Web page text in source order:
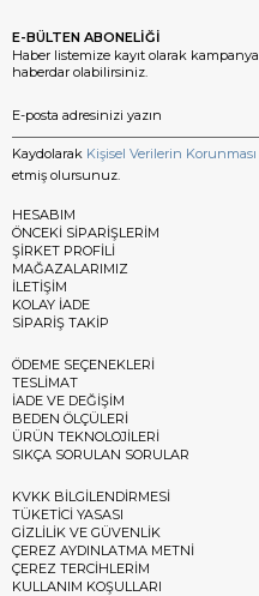
E-BÜLTEN ABONELİĞİ
Haber listemize kayıt olarak
haberdar olabilirsiniz.
Kaydolarak Kişisel Verilerin
etmiş olursunuz.
HESABIM
ÖNCEKİ SİPARİŞLERİM
ŞİRKET PROFİLİ
MAĞAZALARIMIZ
İLETİŞİM
KOLAY İADE
SİPARİŞ TAKİP
ÖDEME SEÇENEKLERİ
TESLİMAT
İADE VE DEĞİŞİM
BEDEN ÖLÇÜLERİ
ÜRÜN TEKNOLOJİLERİ
SIKÇA SORULAN SORULAR
KVKK BİLGİLENDİRMESİ
TÜKETİCİ YASASI
GİZLİLİK VE GÜVENLİK
ÇEREZ AYDINLATMA METNİ
ÇEREZ TERCİHLERİM
KULLANIM KOŞULLARI